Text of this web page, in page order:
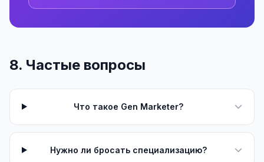
8. Частые вопросы
Что такое Gen Marketer?
Нужно ли бросать специализацию?